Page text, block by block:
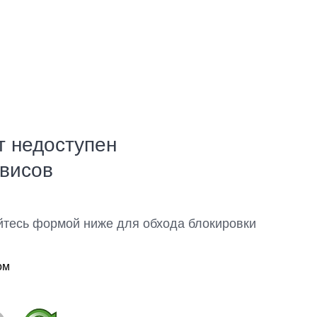
формой ниже для обхода блокировки